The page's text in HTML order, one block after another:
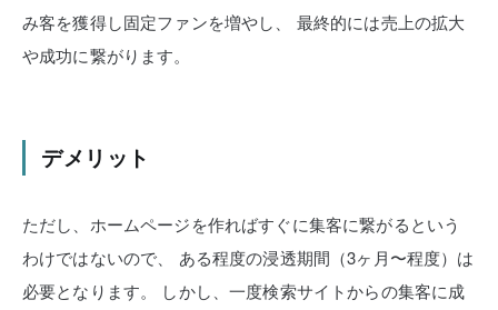
み客を獲得し固定ファンを増やし、
最終的には売上の拡大
や成功に繋がります。
デメリット
ただし、ホームページを作ればすぐに集客に繋がるという
わけではないので、
ある程度の浸透期間（3ヶ月〜程度）は
必要となります。
しかし、一度検索サイトからの集客に成